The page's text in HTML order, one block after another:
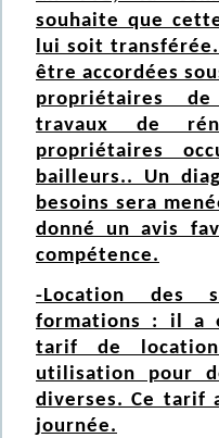
souhaite que
lui soit
être accordées
propriétaires
travaux de
propriétaires
bailleurs.. Un
besoins sera
donné un avis
compétence.
-Location des
formations : il a
tarif de
utilisation pour
diverses. Ce tarif
journée.